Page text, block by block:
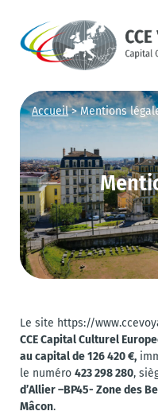
Accueil>Mentions
Le site https://
CCE Capital Culturel
au capital de 126 420 €,
le numéro 423 298 280,
d’Allier –BP45- Zone des
Mâcon.